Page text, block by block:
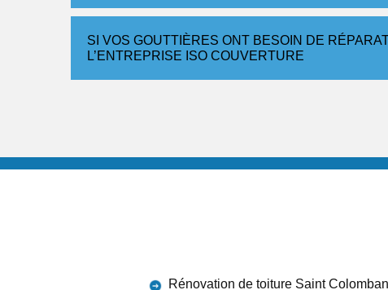
SI VOS GOUTTIÈRES ONT BESOIN DE
L’ENTREPRISE ISO COUVERTURE
Rénovation de toiture Saint Colomban